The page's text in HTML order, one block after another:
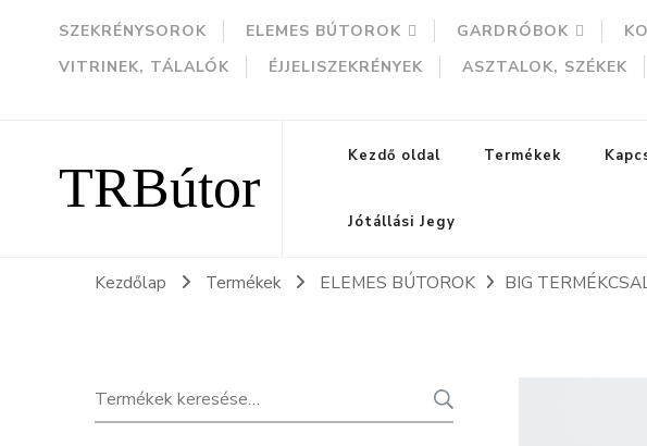
SZEKRÉNYSOROK ELEMES BÚTOROK GARDRÓBOK
VITRINEK, TÁLALÓK
ÉJJELISZEKRÉNYEK ASZTALOK, SZÉKEK
TRBútor Kezdő oldal Termékek
Jótállási Jegy
Kezdőlap Termékek ELEMES BÚTOROK BIG
Keresés
a